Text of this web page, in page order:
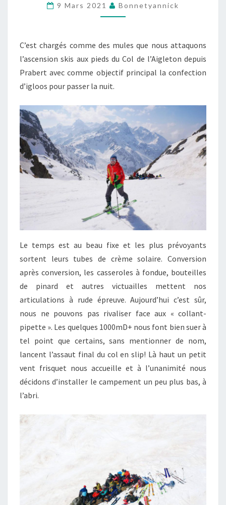
6/7
9 Mars 2021 Bonnetyannick
C’est chargés comme des mules que nous attaquons
l’ascension skis aux pieds du Col de l’Aigleton depuis
Prabert avec comme objectif principal la confection
d’igloos pour passer la nuit.
Le temps est au beau fixe et les plus prévoyants
sortent leurs tubes de crème solaire. Conversion
après conversion, les casseroles à fondue, bouteilles
de pinard et autres victuailles mettent nos
articulations à rude épreuve. Aujourd’hui c’est sûr,
nous ne pouvons pas rivaliser face aux « collant-
pipette ». Les quelques 1000mD+ nous font bien suer à
tel point que certains, sans mentionner de nom,
lancent l’assaut final du col en slip! Là haut un petit
vent frisquet nous accueille et à l’unanimité nous
décidons d’installer le campement un peu plus bas, à
l’abri.